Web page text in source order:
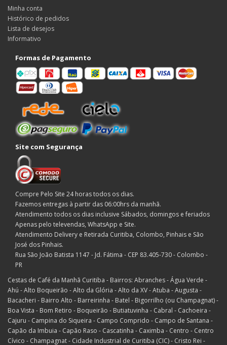
Minha conta
Histórico de pedidos
Lista de desejos
Informativo
Formas de Pagamento
Site com Segurança
Compre Pelo Site 24 horas todos os dias.
Fazemos entregas à partir das 06:00hrs da manhã.
Atendimento todos os dias inclusive Sábados, domingos e feriados
Apenas pelo televendas, WhatsApp e Site.
Atendimento Delivery e Retirada Curitiba, Colombo, Pinhais e São
José dos Pinhais.
Rua São João Batista 1147 - Jd. Fátima - CEP 83.405-730 - Colombo -
PR
Cestas de Café da Manhã Curitiba - Bairros: Abranches - Água Verde -
Ahú - Alto Boqueirão - Alto da Glória - Alto da XV - Atuba - Augusta -
Bacacheri - Bairro Alto - Barreirinha - Batel - Bigorrilho (ou Champagnat) -
Boa Vista - Bom Retiro - Boqueirão - Butiatuvinha - Cabral - Cachoeira -
Cajuru - Campina do Siqueira - Campo Comprido - Campo de Santana -
Capão da Imbuia - Capão Raso - Cascatinha - Caximba - Centro - Centro
Cívico - Champagnat - Cidade Industrial de Curitiba (CIC) - Cristo Rei -